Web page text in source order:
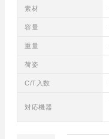
素材
容量
重量
荷姿
C/T入数
対応機器